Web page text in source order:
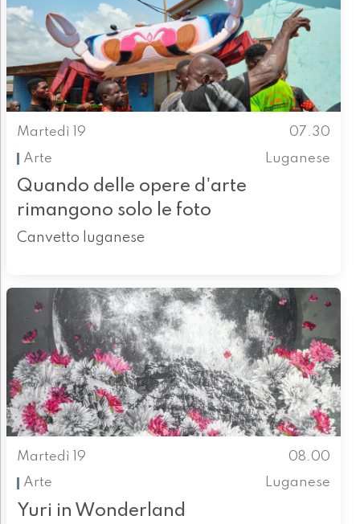
Martedì 19
07.30
Arte
Luganese
Quando delle opere d'arte
rimangono solo le foto
Canvetto luganese
Martedì 19
08.00
Arte
Luganese
Yuri in Wonderland